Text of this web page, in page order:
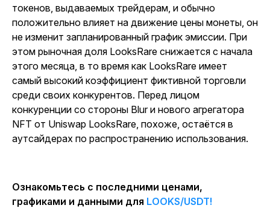
токенов, выдаваемых трейдерам, и обычно
положительно влияет на движение цены монеты, он
не изменит запланированный график эмиссии. При
этом рыночная доля LooksRare снижается с начала
этого месяца, в то время как LooksRare имеет
самый высокий коэффициент фиктивной торговли
среди своих конкурентов. Перед лицом
конкуренции со стороны Blur и нового агрегатора
NFT от Uniswap LooksRare, похоже, остаётся в
аутсайдерах по распространению использования.
Ознакомьтесь с последними ценами,
графиками и данными для LOOKS/USDT!